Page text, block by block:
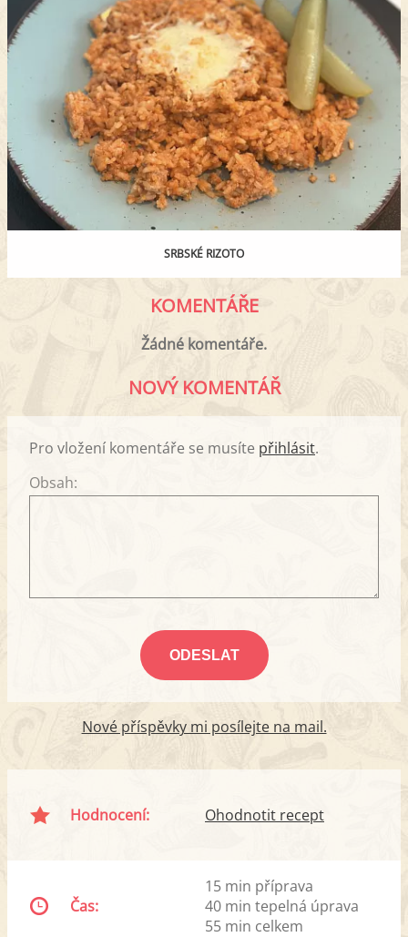
SRBSKÉ RIZOTO
KOMENTÁŘE
Žádné komentáře.
NOVÝ KOMENTÁŘ
Pro vložení komentáře se musíte přihlásit.
Obsah:
Nové příspěvky mi posílejte na mail.
Hodnocení: Ohodnotit recept
Čas:
15 min příprava
40 min tepelná úprava
55 min celkem